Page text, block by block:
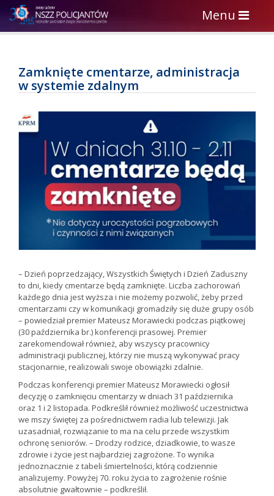
Toggle
navigation
Menu
Zamknięte cmentarze, administracja
w systemie zdalnym
– Dzień poprzedzający, Wszystkich Świętych i Dzień Zaduszny
to dni, kiedy cmentarze będą zamknięte. Liczba zachorowań
każdego dnia jest wyższa i nie możemy pozwolić, żeby przed
cmentarzami czy w komunikacji gromadziły się duże grupy osób
– powiedział premier Mateusz Morawiecki podczas piątkowej
(30 października br.) konferencji prasowej. Premier
zarekomendował również, aby wszyscy pracownicy
administracji publicznej, którzy nie muszą wykonywać pracy
stacjonarnie, realizowali swoje obowiązki zdalnie.
Podczas konferencji premier Mateusz Morawiecki ogłosił
decyzję o zamknięciu cmentarzy w dniach 31 października
oraz 1 i 2 listopada. Podkreślił również możliwość uczestnictwa
we mszy świętej za pośrednictwem radia lub telewizji. Jak
uzasadniał, rozwiązanie to ma na celu przede wszystkim
ochronę seniorów. – Drodzy rodzice, dziadkowie, to wasze
zdrowie i życie jest najbardziej zagrożone. To wynika
jednoznacznie z tabeli śmiertelności, którą codziennie
analizujemy. Powyżej 70. roku życia to zagrożenie rośnie
absolutnie gwałtownie – podkreślił.